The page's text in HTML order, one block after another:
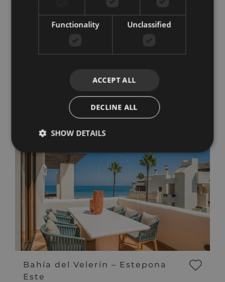
Propiedades similares
Bahía del Velerín – Estepona
Este
Functionality Unclassified
ACCEPT ALL
DECLINE ALL
SHOW DETAILS